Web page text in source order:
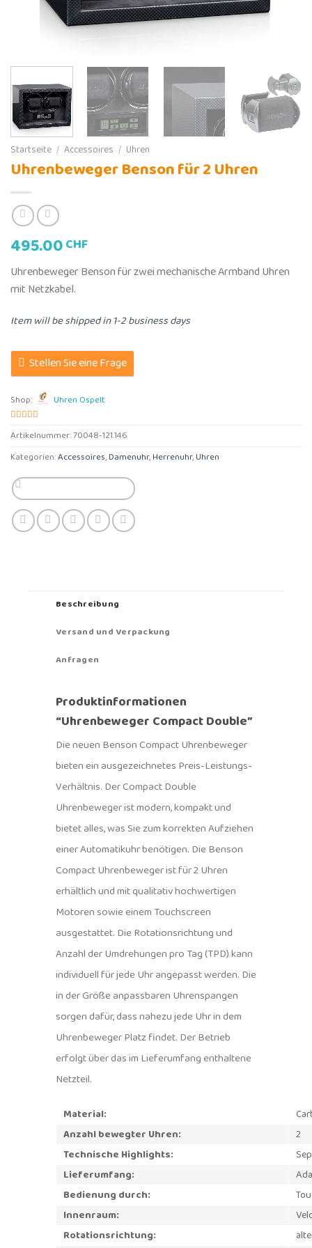
Startseite / Accessoires / Uhren
Uhrenbeweger Benson für 2 Uhren
495.00CHF
Uhrenbeweger Benson für zwei mechanische Armband Uhren
mit Netzkabel.
Item will be shipped in 1-2 business days
Stellen Sie eine Frage
Shop: Uhren Ospelt
5von 5
Artikelnummer:70048-121.146
Kategorien:Accessoires,Damenuhr,Herrenuhr,Uhren
Beschreibung
Versand und Verpackung
Anfragen
Produktinformationen
“Uhrenbeweger Compact Double”
Die neuen Benson Compact Uhrenbeweger
bieten ein ausgezeichnetes Preis-Leistungs-
Verhältnis. Der Compact Double
Uhrenbeweger ist modern, kompakt und
bietet alles, was Sie zum korrekten Aufziehen
einer Automatikuhr benötigen. Die Benson
Compact Uhrenbeweger ist für 2 Uhren
erhältlich und mit qualitativ hochwertigen
Motoren sowie einem Touchscreen
ausgestattet. Die Rotationsrichtung und
Anzahl der Umdrehungen pro Tag (TPD) kann
individuell für jede Uhr angepasst werden. Die
in der Größe anpassbaren Uhrenspangen
sorgen dafür, dass nahezu jede Uhr in dem
Uhrenbeweger Platz findet. Der Betrieb
erfolgt über das im Lieferumfang enthaltene
Netzteil.
Material:
Anzahl bewegter Uhren:
2
Technische Highlights:
Lieferumfang:
Bedienung durch:
Innenraum:
Rotationsrichtung: